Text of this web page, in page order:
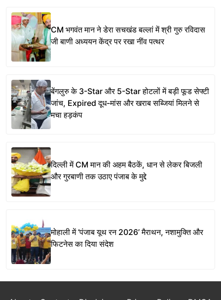
CM भगवंत मान ने डेरा सचखंड बल्लां में श्री गुरु रविदास
जी बाणी अध्ययन केंद्र पर रखा नींव पत्थर
बेंगलुरु के 3-Star और 5-Star होटलों में बड़ी फूड सेफ्टी
जांच, Expired दूध-मांस और खराब सब्जियां मिलने से
मचा हड़कंप
दिल्ली में CM मान की अहम बैठकें, धान से लेकर बिजली
और गुरबाणी तक उठाए पंजाब के मुद्दे
मोहाली में ‘पंजाब यूथ रन 2026’ मैराथन, नशामुक्ति और
फिटनेस का दिया संदेश